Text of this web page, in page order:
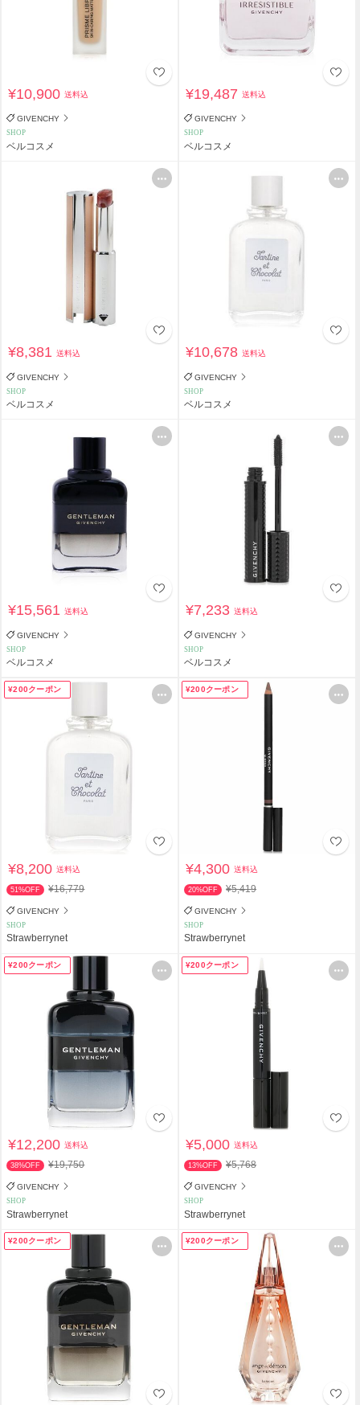
¥10,900送料込
GIVENCHY
SHOP
ベルコスメ
¥19,487送料込
GIVENCHY
SHOP
ベルコスメ
¥8,381送料込
GIVENCHY
SHOP
ベルコスメ
¥10,678送料込
GIVENCHY
SHOP
ベルコスメ
¥15,561送料込
GIVENCHY
SHOP
ベルコスメ
¥7,233送料込
GIVENCHY
SHOP
ベルコスメ
¥200クーポン
¥8,200送料込
51%OFF ¥16,779
GIVENCHY
SHOP
Strawberrynet
¥200クーポン
¥4,300送料込
20%OFF ¥5,419
GIVENCHY
SHOP
Strawberrynet
¥200クーポン
¥12,200送料込
38%OFF ¥19,750
GIVENCHY
SHOP
Strawberrynet
¥200クーポン
¥5,000送料込
13%OFF ¥5,768
GIVENCHY
SHOP
Strawberrynet
¥200クーポン ¥200クーポン